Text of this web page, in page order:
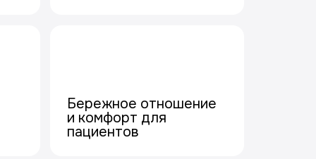
Бережное отношение
и комфорт для
пациентов